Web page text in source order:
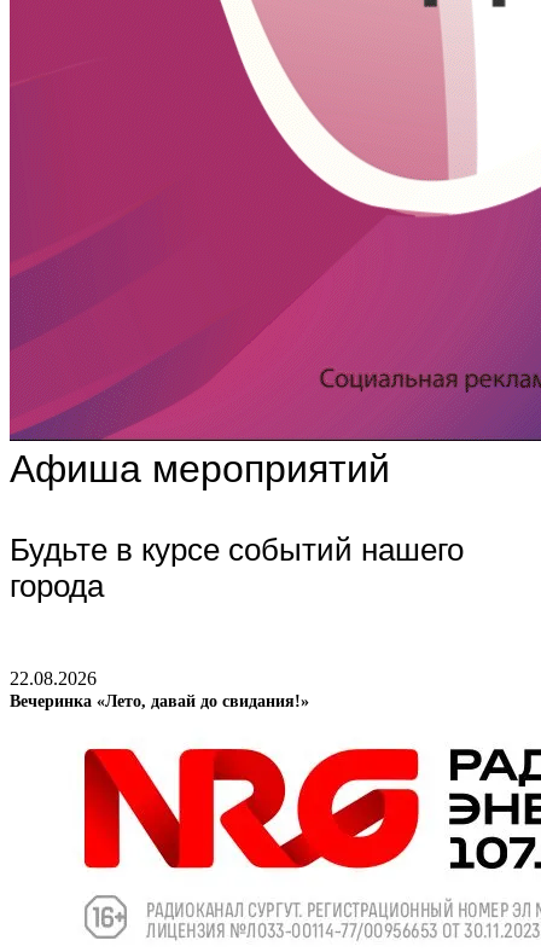
Афиша мероприятий
Будьте в курсе событий нашего
города
22.08.2026
Вечеринка «Лето, давай до свидания!»